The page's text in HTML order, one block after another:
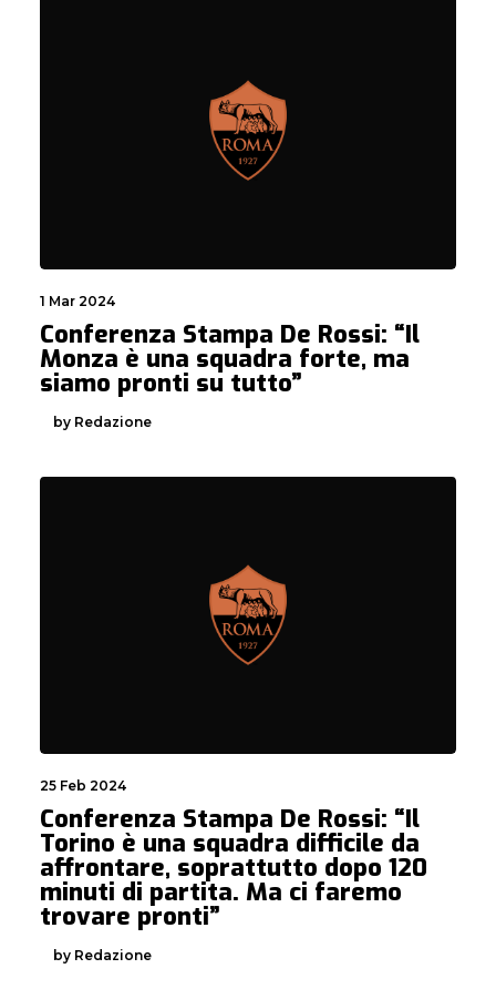
1 Mar 2024
Conferenza Stampa De Rossi: “Il
Monza è una squadra forte, ma
siamo pronti su tutto”
by Redazione
25 Feb 2024
Conferenza Stampa De Rossi: “Il
Torino è una squadra difficile da
affrontare, soprattutto dopo 120
minuti di partita. Ma ci faremo
trovare pronti”
by Redazione